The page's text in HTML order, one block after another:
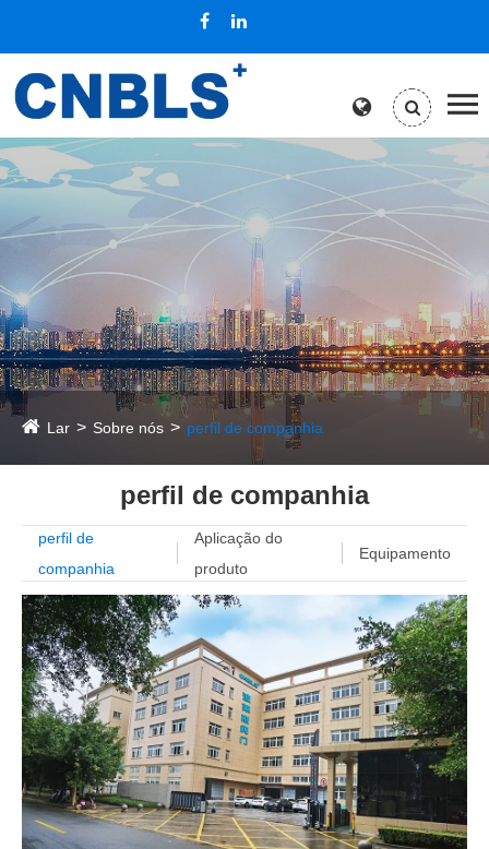
Lar Sobre nós perfil de companhia
perfil de companhia
perfil de
companhia
Aplicação do
produto
Equipamento